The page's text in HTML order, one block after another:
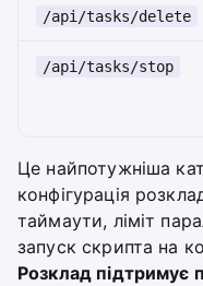
/api/tasks/delete
/api/tasks/stop
Це найпотужніша
конфігурація
таймаути, ліміт
запуск скрипта на
Розклад підтримує